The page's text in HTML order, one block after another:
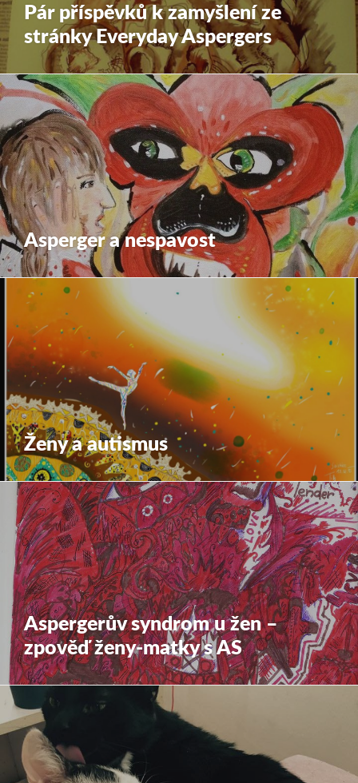
Pár příspěvků k zamyšlení ze
stránky Everyday Aspergers
Asperger a nespavost
Ženy a autismus
Aspergerův syndrom u žen –
zpověď ženy-matky s AS